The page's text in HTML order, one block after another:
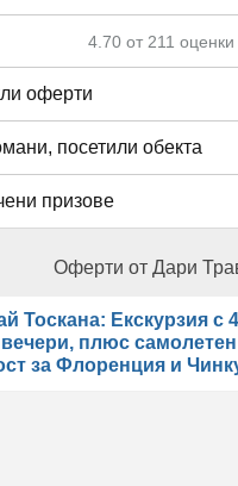
4.70 от 211 оценки
оферти
посетили обекта
призове
Оферти от Дари
Тоскана: Екскурзия с
вечери, плюс
за Флоренция и